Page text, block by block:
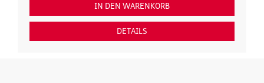
IN DEN WARENKORB
DETAILS